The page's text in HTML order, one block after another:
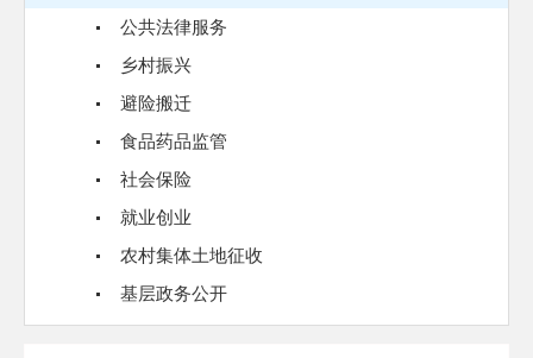
公共法律服务
乡村振兴
避险搬迁
食品药品监管
社会保险
就业创业
农村集体土地征收
基层政务公开